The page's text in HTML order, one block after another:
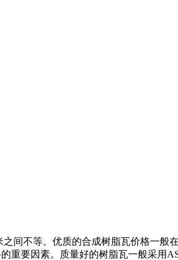
间不等。优质的合成树脂瓦价格一
重要因素。质量好的树脂瓦一般采